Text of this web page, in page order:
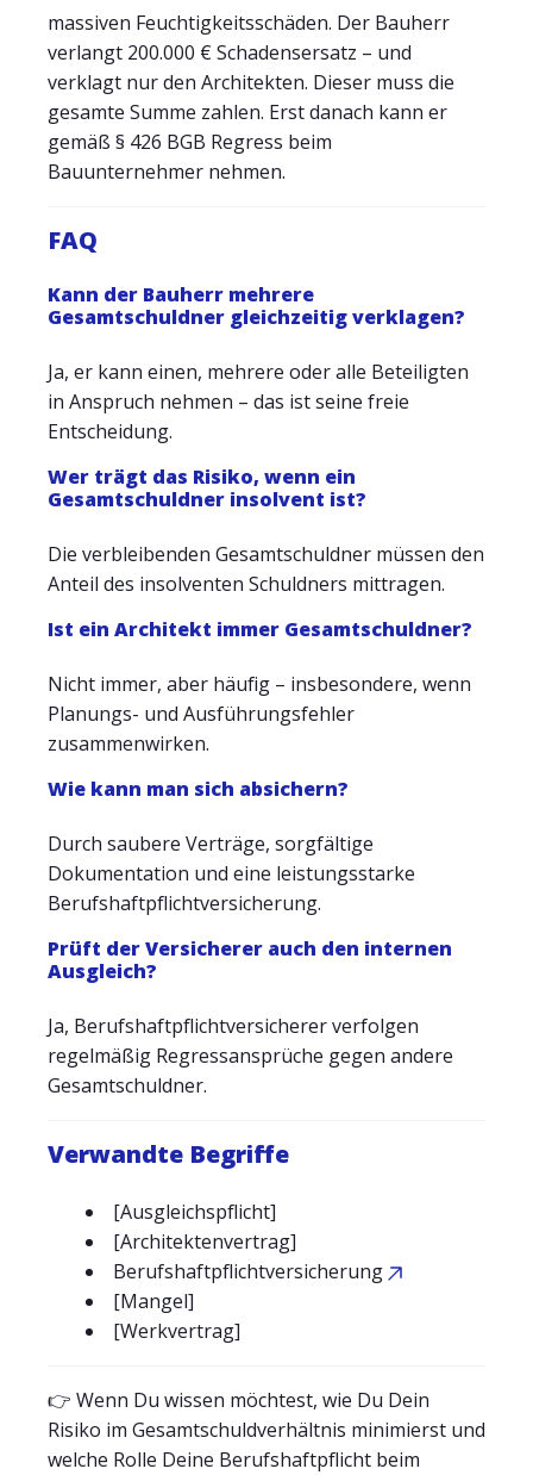
massiven Feuchtigkeitsschäden. Der Bauherr
verlangt 200.000 € Schadensersatz – und
verklagt nur den Architekten. Dieser muss die
gesamte Summe zahlen. Erst danach kann er
gemäß § 426 BGB Regress beim
Bauunternehmer nehmen.
FAQ
Kann der Bauherr mehrere
Gesamtschuldner gleichzeitig verklagen?
Ja, er kann einen, mehrere oder alle Beteiligten
in Anspruch nehmen – das ist seine freie
Entscheidung.
Wer trägt das Risiko, wenn ein
Gesamtschuldner insolvent ist?
Die verbleibenden Gesamtschuldner müssen den
Anteil des insolventen Schuldners mittragen.
Ist ein Architekt immer Gesamtschuldner?
Nicht immer, aber häufig – insbesondere, wenn
Planungs- und Ausführungsfehler
zusammenwirken.
Wie kann man sich absichern?
Durch saubere Verträge, sorgfältige
Dokumentation und eine leistungsstarke
Berufshaftpflichtversicherung.
Prüft der Versicherer auch den internen
Ausgleich?
Ja, Berufshaftpflichtversicherer verfolgen
regelmäßig Regressansprüche gegen andere
Gesamtschuldner.
Verwandte Begriffe
[Ausgleichspflicht]
[Architektenvertrag]
Berufshaftpflichtversicherung
[Mangel]
[Werkvertrag]
👉 Wenn Du wissen möchtest, wie Du Dein
Risiko im Gesamtschuldverhältnis minimierst und
welche Rolle Deine Berufshaftpflicht beim